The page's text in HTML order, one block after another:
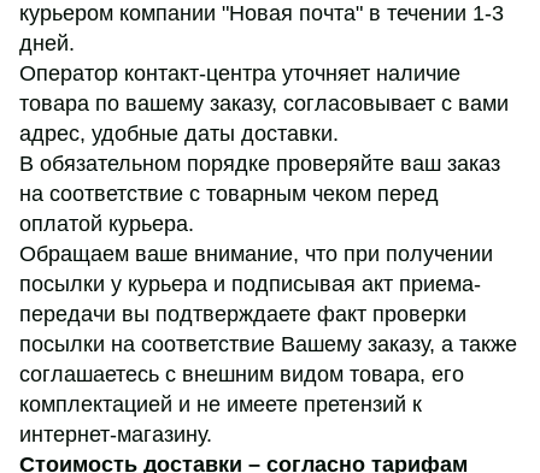
курьером компании "Новая почта" в течении 1-3
дней.
Оператор контакт-центра уточняет наличие
товара по вашему заказу, согласовывает с вами
адрес, удобные даты доставки.
В обязательном порядке проверяйте ваш заказ
на соответствие с товарным чеком перед
оплатой курьера.
Обращаем ваше внимание, что при получении
посылки у курьера и подписывая акт приема-
передачи вы подтверждаете факт проверки
посылки на соответствие Вашему заказу, а также
соглашаетесь с внешним видом товара, его
комплектацией и не имеете претензий к
интернет-магазину.
Стоимость доставки – согласно тарифам